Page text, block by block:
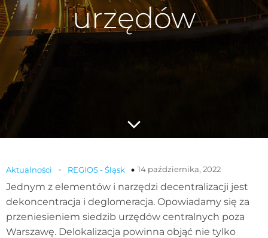
urzędów
Aktualności - REGIOS - Śląsk 14 października, 2022
Jednym z elementów i narzędzi decentralizacji jest
dekoncentracja i deglomeracja. Opowiadamy się za
przeniesieniem siedzib urzędów centralnych poza
Warszawę. Delokalizacja powinna objąć nie tylko